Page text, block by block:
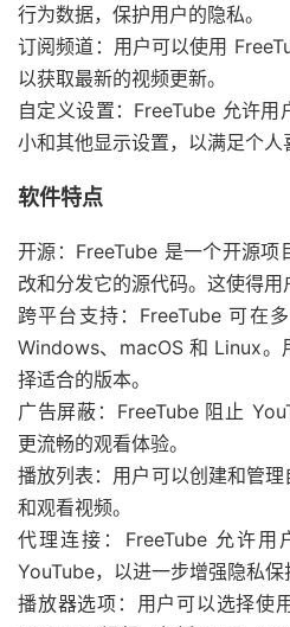
行为数据，保护用户的隐私。
订阅频道：用户可以使用
以获取最新的视频更新。
自定义设置：FreeTube 允许
小和其他显示设置，以满足个人
软件特点
开源：FreeTube 是一个开源
改和分发它的源代码。这使得用
跨平台支持：FreeTube 可在
Windows、macOS 和 Linux。
择适合的版本。
广告屏蔽：FreeTube 阻止
更流畅的观看体验。
播放列表：用户可以创建和管
和观看视频。
代理连接：FreeTube 允许
YouTube，以进一步增强隐私保
播放器选项：用户可以选择使